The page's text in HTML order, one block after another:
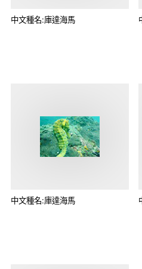
中文種名:庫達海馬
中文種名:庫達海馬